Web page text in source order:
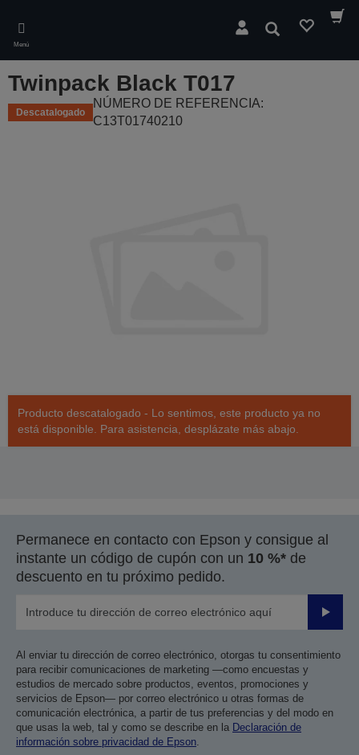
main
content
Menú
Buscar
Twinpack Black T017
Descatalogado
NÚMERO DE REFERENCIA:
C13T01740210
Producto descatalogado - Lo sentimos, este producto ya no
está disponible. Para asistencia, desplázate más abajo.
Permanece en contacto con Epson y consigue al
instante un código de cupón con un 10 %* de
descuento en tu próximo pedido.
Enviar
Al enviar tu dirección de correo electrónico, otorgas tu consentimiento
para recibir comunicaciones de marketing —como encuestas y
estudios de mercado sobre productos, eventos, promociones y
servicios de Epson— por correo electrónico u otras formas de
comunicación electrónica, a partir de tus preferencias y del modo en
que usas la web, tal y como se describe en la Declaración de
información sobre privacidad de Epson.